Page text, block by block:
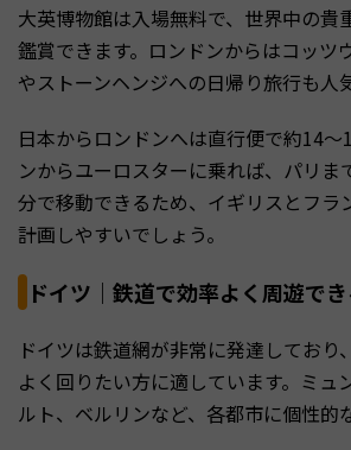
大英博物館は入場無料で、世界中の貴
鑑賞できます。ロンドンからはコッツ
やストーンヘンジへの日帰り旅行も人
日本からロンドンへは直行便で約14〜
ンからユーロスターに乗れば、パリま
分で移動できるため、イギリスとフラ
計画しやすいでしょう。
ドイツ｜鉄道で効率よく周遊で
ドイツは鉄道網が非常に発達しており
よく回りたい方に適しています。ミュ
ルト、ベルリンなど、各都市に個性的